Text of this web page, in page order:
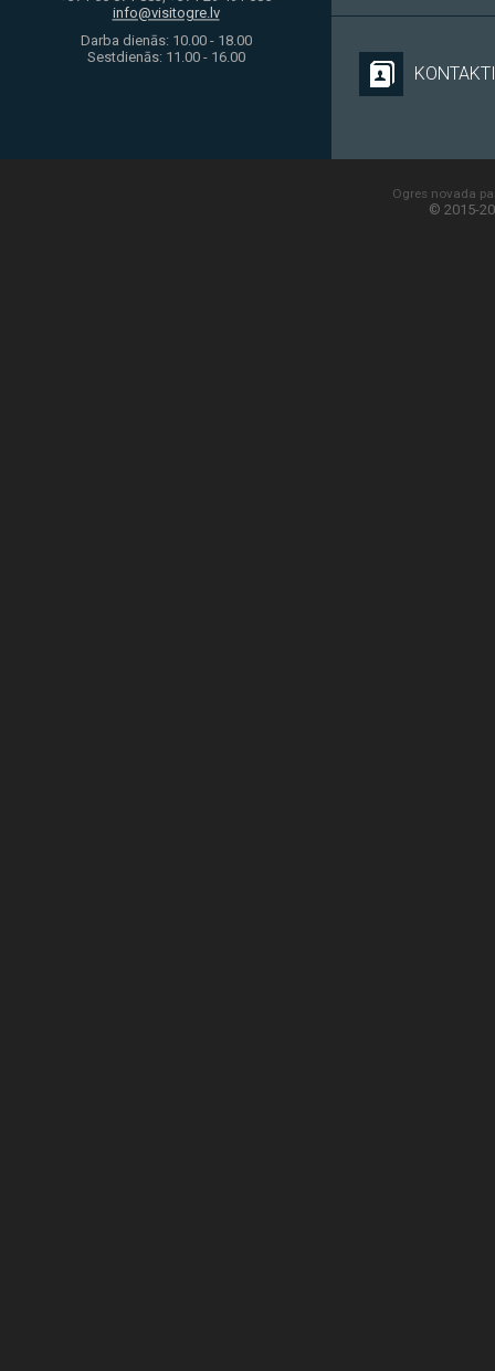
info@visitogre.lv
Darba dienās: 10.00 - 18.00
Sestdienās: 11.00 - 16.00
KONTAKTI
Ogres novada
© 2015-